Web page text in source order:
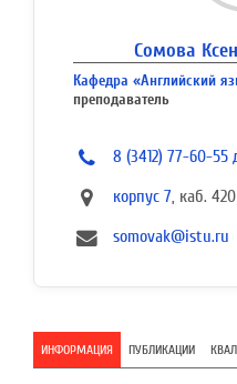
Сомова
Кафедра «Английский
преподаватель
8 (3412) 77-60-55
корпус 7, каб. 420
somovak@istu.ru
ИНФОРМАЦИЯ ПУБЛИКАЦИИ